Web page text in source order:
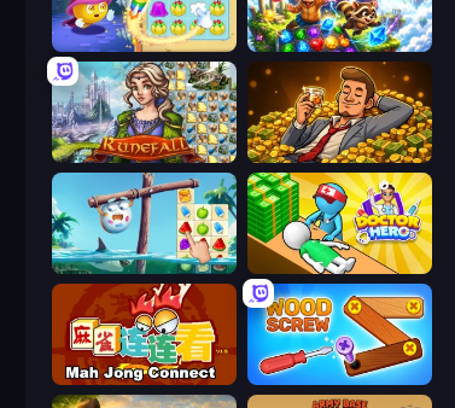
Candy Riddles Diamant: Sky Stories Match 3
Runefall Idle Billionaire Tycoon
Sugar Heroes Doctor Hero
Mahjong Connect (Legacy) Wood Screw: Bolts Puzzle